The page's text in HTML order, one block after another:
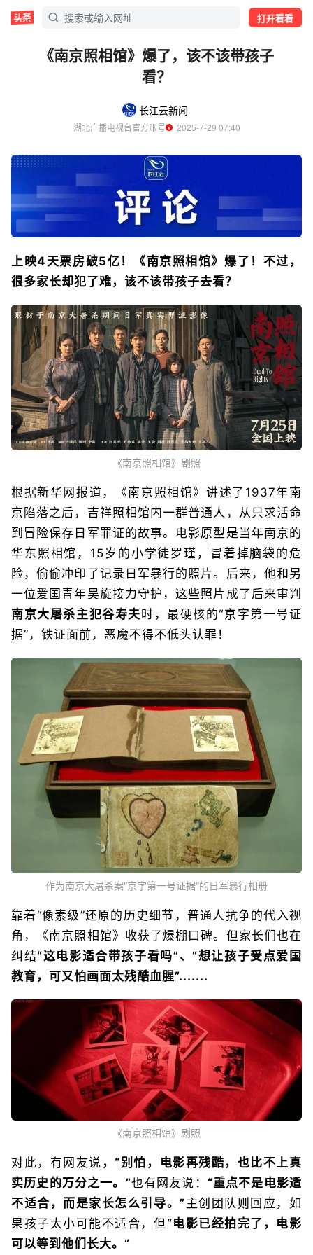
打开看看
《南京照相馆》爆了，该不该带孩子
看？
长江云新闻
湖北广播电视台官方账号
  2025-7-29 07:40
上映4天票房破5亿！《南京照相馆》爆了！不过，
很多家长却犯了难，该不该带孩子去看？
《南京照相馆》剧照
根据新华网报道，《南京照相馆》讲述了1937年南
京陷落之后，吉祥照相馆内一群普通人，从只求活命
到冒险保存日军罪证的故事。电影原型是当年南京的
华东照相馆，15岁的小学徒罗瑾，冒着掉脑袋的危
险，偷偷冲印了记录日军暴行的照片。后来，他和另
一位爱国青年吴旋接力守护，这些照片成了后来审判
南京大屠杀主犯谷寿夫时，最硬核的“京字第一号证
据”，铁证面前，恶魔不得不低头认罪！
作为南京大屠杀案“京字第一号证据”的日军暴行相册
靠着“像素级”还原的历史细节，普通人抗争的代入视
角，《南京照相馆》收获了爆棚口碑。但家长们也在
纠结“这电影适合带孩子看吗”、“想让孩子受点爱国
教育，可又怕画面太残酷血腥”.......
《南京照相馆》剧照
对此，有网友说 ，“别怕，电影再残酷，也比不上真
实历史的万分之一。”也有网友说： “重点不是电影适
不适合，而是家长怎么引导。”主创团队则回应，如
果孩子太小可能不适合，但 “电影已经拍完了，电影
可以等到他们长大。”